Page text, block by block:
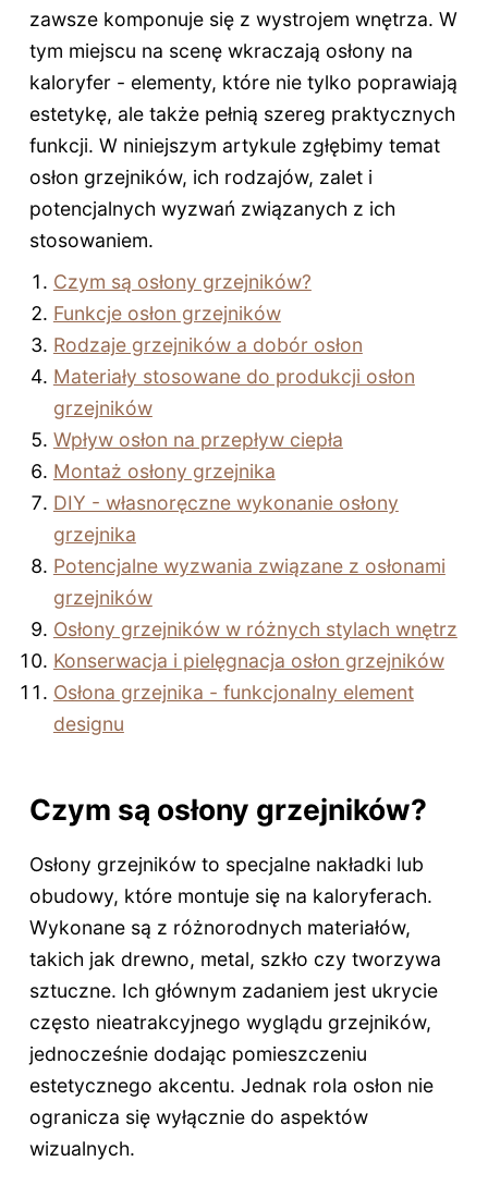
zawsze komponuje się z wystrojem wnętrza. W
tym miejscu na scenę wkraczają osłony na
kaloryfer - elementy, które nie tylko poprawiają
estetykę, ale także pełnią szereg praktycznych
funkcji. W niniejszym artykule zgłębimy temat
osłon grzejników, ich rodzajów, zalet i
potencjalnych wyzwań związanych z ich
stosowaniem.
Czym są osłony grzejników?
Funkcje osłon grzejników
Rodzaje grzejników a dobór osłon
Materiały stosowane do produkcji osłon
grzejników
Wpływ osłon na przepływ ciepła
Montaż osłony grzejnika
DIY - własnoręczne wykonanie osłony
grzejnika
Potencjalne wyzwania związane z osłonami
grzejników
Osłony grzejników w różnych stylach wnętrz
Konserwacja i pielęgnacja osłon grzejników
Osłona grzejnika - funkcjonalny element
designu
Czym są osłony grzejników?
Osłony grzejników to specjalne nakładki lub
obudowy, które montuje się na kaloryferach.
Wykonane są z różnorodnych materiałów,
takich jak drewno, metal, szkło czy tworzywa
sztuczne. Ich głównym zadaniem jest ukrycie
często nieatrakcyjnego wyglądu grzejników,
jednocześnie dodając pomieszczeniu
estetycznego akcentu. Jednak rola osłon nie
ogranicza się wyłącznie do aspektów
wizualnych.